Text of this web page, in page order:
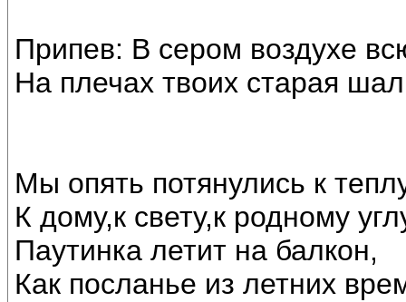
Припев: В сером воздухе
На плечах твоих старая
Мы опять потянулись к
К дому,к свету,к родному
Паутинка летит на балкон,
Как посланье из летних